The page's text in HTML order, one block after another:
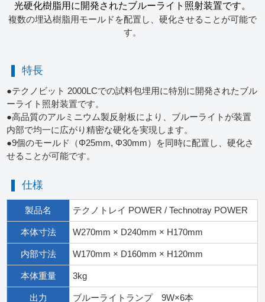
光硬化樹脂用に開発されたブルーライト照射装置です。
複数の埋込樹脂用モールドを配置し、硬化させることが可能で
す。
特長
●テクノビット 2000LCでの試料包埋用に特別に開発されたブル
ーライト照射装置です。
●高品質のアルミニウム製反射板により、ブルーライトが装置
内部で均一に広がり精密な硬化を実現します。
●9個のモールド（Φ25mm, Φ30mm）を同時に配置し、硬化さ
せることが可能です。
仕様
製品名 テクノトレイ POWER / Technotray POWER
本体寸法 W270mm × D240mm × H170mm
内部寸法 W170mm × D160mm × H120mm
本体重量 3kg
出力 ブルーライトランプ 9W×6本